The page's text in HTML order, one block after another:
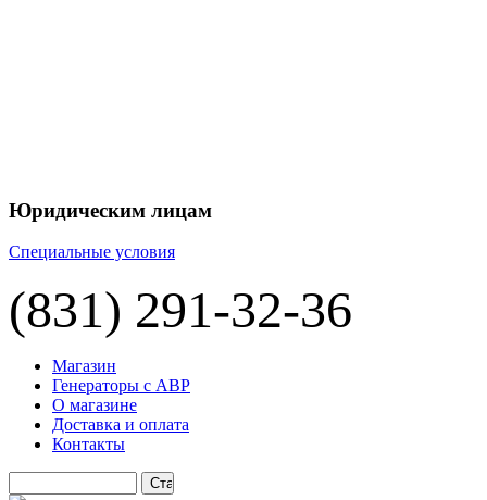
Юридическим лицам
Специальные условия
(831) 291-32-36
Магазин
Генераторы с АВР
О магазине
Доставка и оплата
Контакты